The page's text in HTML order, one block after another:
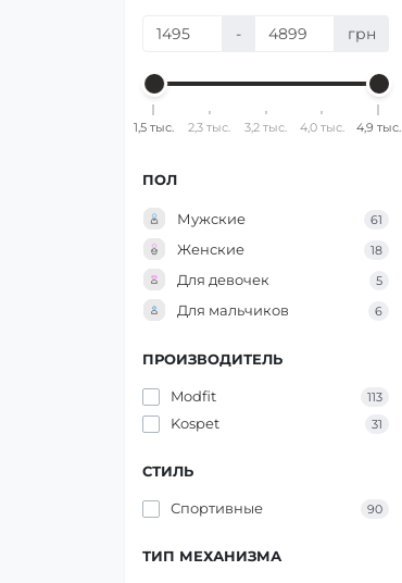
- грн
1,5 тыс. 2,3 тыс. 3,2 тыс. 4,0 тыс. 4,9 тыс.
ПОЛ
Мужские 61
Женские 18
Для девочек 5
Для мальчиков 6
ПРОИЗВОДИТЕЛЬ
Modfit 113
Kospet 31
СТИЛЬ
Спортивные 90
ТИП МЕХАНИЗМА